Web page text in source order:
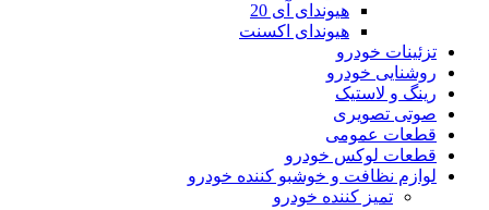
هیوندای آی 20
هیوندای اکسنت
تزئینات خودرو
روشنایی خودرو
رینگ و لاستیک
صوتی تصویری
قطعات عمومی
قطعات لوکس خودرو
لوازم نظافت و خوشبو کننده خودرو
تمیز کننده خودرو